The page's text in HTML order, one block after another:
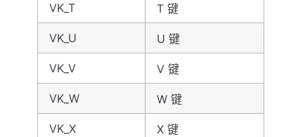
VK_T T 键
VK_U U 键
VK_V V 键
VK_W W 键
VK_X X 键